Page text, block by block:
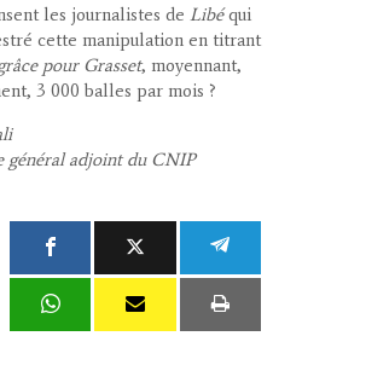
les journalistes de Libéqui
cette manipulation en titrant
pour Grasset, moyennant,
3 000 balles par mois ?
général adjoint du CNIP